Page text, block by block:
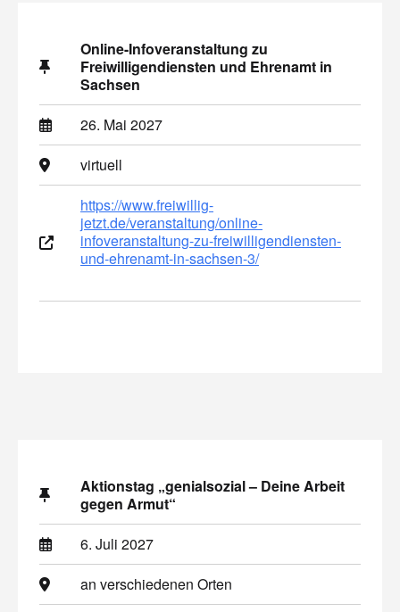
Online-Infoveranstaltung zu
Freiwilligendiensten und Ehrenamt in
Sachsen
26. Mai 2027
virtuell
https://www.freiwillig-
jetzt.de/veranstaltung/online-
infoveranstaltung-zu-freiwilligendiensten-
und-ehrenamt-in-sachsen-3/
Aktionstag „genialsozial – Deine Arbeit
gegen Armut“
6. Juli 2027
an verschiedenen Orten